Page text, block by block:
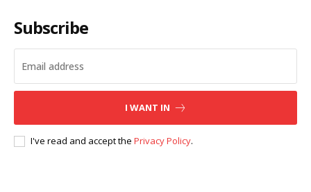
Subscribe
I WANT IN
I've read and accept the Privacy Policy.